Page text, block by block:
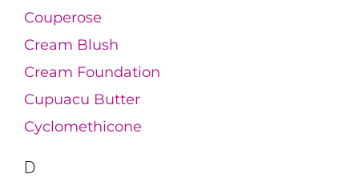
Couperose
Cream Blush
Cream Foundation
Cupuacu Butter
Cyclomethicone
D